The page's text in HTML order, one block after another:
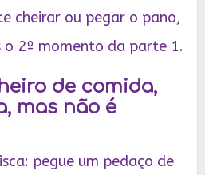
cheirar ou pegar o pano,
o 2º momento da parte 1.
de comida,
mas não é
pegue um pedaço de